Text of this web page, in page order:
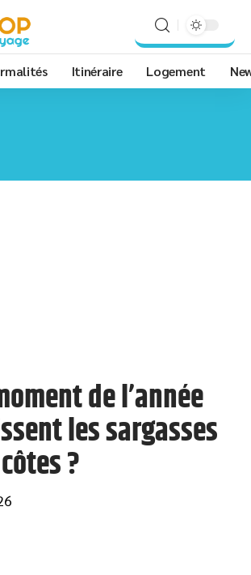
Itinéraire Logement
de l’année
les sargasses
?